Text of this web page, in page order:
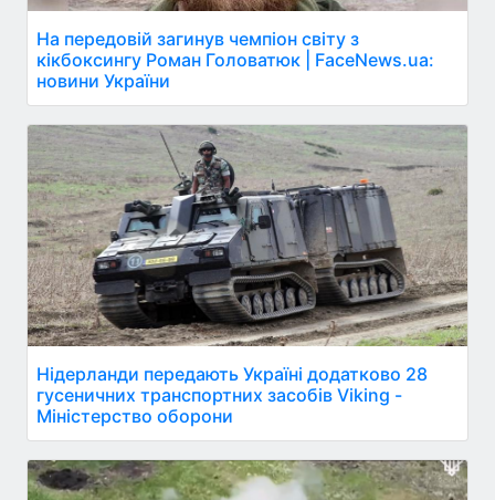
На передовій загинув чемпіон світу з
кікбоксингу Роман Головатюк | FaceNews.ua:
новини України
Нідерланди передають Україні додатково 28
гусеничних транспортних засобів Viking -
Міністерство оборони